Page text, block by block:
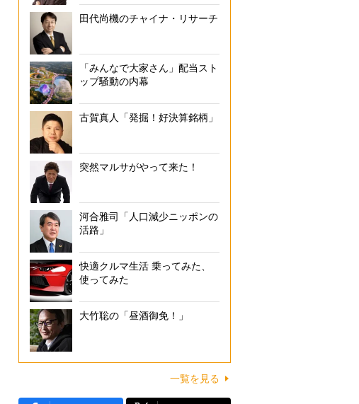
田代尚機のチャイナ・リサーチ
「みんなで大家さん」配当スト
ップ騒動の内幕
古賀真人「発掘！好決算銘柄」
突然マルサがやって来た！
河合雅司「人口減少ニッポンの
活路」
快適クルマ生活 乗ってみた、
使ってみた
大竹聡の「昼酒御免！」
一覧を見る